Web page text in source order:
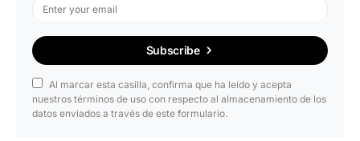
Subscribe
Al marcar esta casilla, confirma que ha leído y acepta
nuestros términos de uso con respecto al almacenamiento de los
datos enviados a través de este formulario.